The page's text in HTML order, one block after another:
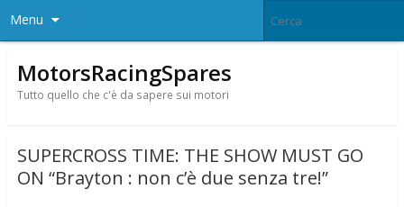
Menu
MotorsRacingSpares
Tutto quello che c'è da sapere sui motori
SUPERCROSS TIME: THE SHOW MUST GO
ON “Brayton : non c’è due senza tre!”